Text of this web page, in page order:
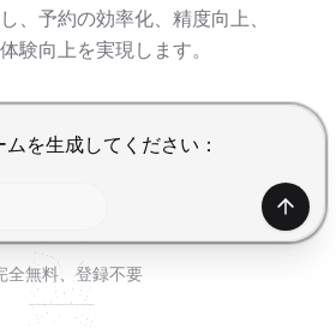
、予約の効率化、精度向上、
験向上を実現します。
で改行
生成
全無料、登録不要